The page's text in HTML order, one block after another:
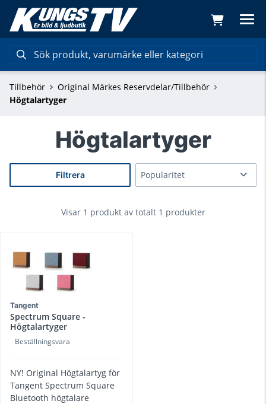
Tillbehör
Original Märkes Reservdelar/Tillbehör
Högtalartyger
Högtalartyger
Filtrera
Visar 1 produkt av totalt 1 produkter
Tangent
Spectrum Square -
Högtalartyger
Beställningsvara
NY! Original Högtalartyg för
Tangent Spectrum Square
Bluetooth högtalare